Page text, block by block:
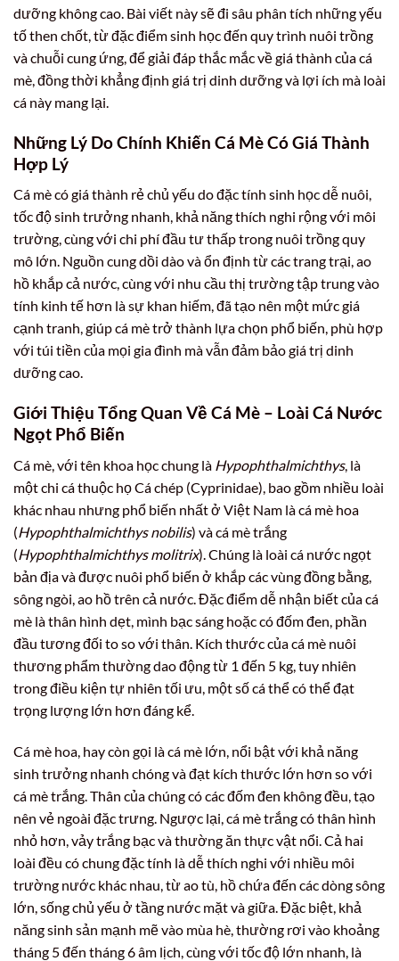
dưỡng không cao. Bài viết này sẽ đi sâu phân tích những yếu
tố then chốt, từ đặc điểm sinh học đến quy trình nuôi trồng
và chuỗi cung ứng, để giải đáp thắc mắc về giá thành của cá
mè, đồng thời khẳng định giá trị dinh dưỡng và lợi ích mà loài
cá này mang lại.
Những Lý Do Chính Khiến Cá Mè Có Giá Thành
Hợp Lý
Cá mè có giá thành rẻ chủ yếu do đặc tính sinh học dễ nuôi,
tốc độ sinh trưởng nhanh, khả năng thích nghi rộng với môi
trường, cùng với chi phí đầu tư thấp trong nuôi trồng quy
mô lớn. Nguồn cung dồi dào và ổn định từ các trang trại, ao
hồ khắp cả nước, cùng với nhu cầu thị trường tập trung vào
tính kinh tế hơn là sự khan hiếm, đã tạo nên một mức giá
cạnh tranh, giúp cá mè trở thành lựa chọn phổ biến, phù hợp
với túi tiền của mọi gia đình mà vẫn đảm bảo giá trị dinh
dưỡng cao.
Giới Thiệu Tổng Quan Về Cá Mè – Loài Cá Nước
Ngọt Phổ Biến
Cá mè, với tên khoa học chung là Hypophthalmichthys, là
một chi cá thuộc họ Cá chép (Cyprinidae), bao gồm nhiều loài
khác nhau nhưng phổ biến nhất ở Việt Nam là cá mè hoa
(Hypophthalmichthys nobilis) và cá mè trắng
(Hypophthalmichthys molitrix). Chúng là loài cá nước ngọt
bản địa và được nuôi phổ biến ở khắp các vùng đồng bằng,
sông ngòi, ao hồ trên cả nước. Đặc điểm dễ nhận biết của cá
mè là thân hình dẹt, mình bạc sáng hoặc có đốm đen, phần
đầu tương đối to so với thân. Kích thước của cá mè nuôi
thương phẩm thường dao động từ 1 đến 5 kg, tuy nhiên
trong điều kiện tự nhiên tối ưu, một số cá thể có thể đạt
trọng lượng lớn hơn đáng kể.
Cá mè hoa, hay còn gọi là cá mè lớn, nổi bật với khả năng
sinh trưởng nhanh chóng và đạt kích thước lớn hơn so với
cá mè trắng. Thân của chúng có các đốm đen không đều, tạo
nên vẻ ngoài đặc trưng. Ngược lại, cá mè trắng có thân hình
nhỏ hơn, vảy trắng bạc và thường ăn thực vật nổi. Cả hai
loài đều có chung đặc tính là dễ thích nghi với nhiều môi
trường nước khác nhau, từ ao tù, hồ chứa đến các dòng sông
lớn, sống chủ yếu ở tầng nước mặt và giữa. Đặc biệt, khả
năng sinh sản mạnh mẽ vào mùa hè, thường rơi vào khoảng
tháng 5 đến tháng 6 âm lịch, cùng với tốc độ lớn nhanh, là